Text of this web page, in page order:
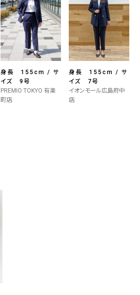
身長 155cm / サ
イズ 9号
PREMIO TOKYO 有楽
町店
身長 155cm / サ
イズ 7号
イオンモール広島府中
店